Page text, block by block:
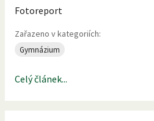
Fotoreport
Zařazeno v kategoriích:
Gymnázium
Celý článek...